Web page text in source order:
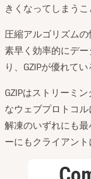
きくなってしまうこ
圧縮アルゴリズム
素早く効率的にデ
り、GZIPが優れて
GZIPはストリーミ
なウェブプロトコ
解凍のいずれにも
ーにもクライアント